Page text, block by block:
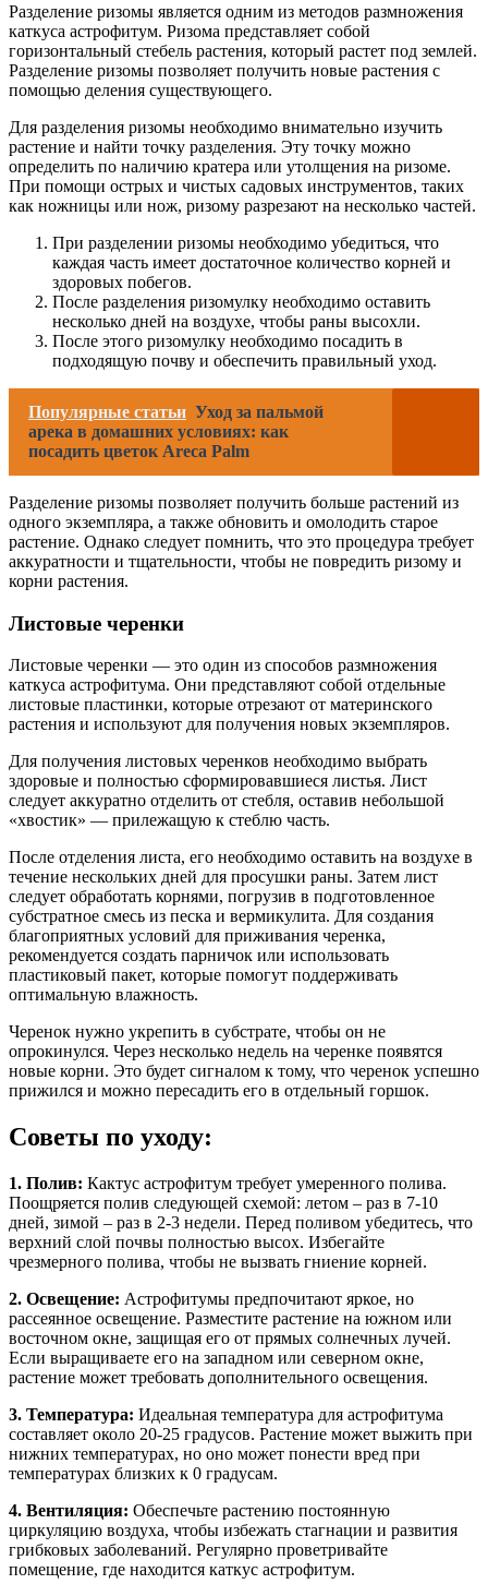
Разделение ризомы является одним из методов размножения
каткуса астрофитум. Ризома представляет собой
горизонтальный стебель растения, который растет под землей.
Разделение ризомы позволяет получить новые растения с
помощью деления существующего.
Для разделения ризомы необходимо внимательно изучить
растение и найти точку разделения. Эту точку можно
определить по наличию кратера или утолщения на ризоме.
При помощи острых и чистых садовых инструментов, таких
как ножницы или нож, ризому разрезают на несколько частей.
При разделении ризомы необходимо убедиться, что
каждая часть имеет достаточное количество корней и
здоровых побегов.
После разделения ризомулку необходимо оставить
несколько дней на воздухе, чтобы раны высохли.
После этого ризомулку необходимо посадить в
подходящую почву и обеспечить правильный уход.
Популярные статьи Уход за пальмой
арека в домашних условиях: как
посадить цветок Areca Palm
Разделение ризомы позволяет получить больше растений из
одного экземпляра, а также обновить и омолодить старое
растение. Однако следует помнить, что это процедура требует
аккуратности и тщательности, чтобы не повредить ризому и
корни растения.
Листовые черенки
Листовые черенки — это один из способов размножения
каткуса астрофитума. Они представляют собой отдельные
листовые пластинки, которые отрезают от материнского
растения и используют для получения новых экземпляров.
Для получения листовых черенков необходимо выбрать
здоровые и полностью сформировавшиеся листья. Лист
следует аккуратно отделить от стебля, оставив небольшой
«хвостик» — прилежащую к стеблю часть.
После отделения листа, его необходимо оставить на воздухе в
течение нескольких дней для просушки раны. Затем лист
следует обработать корнями, погрузив в подготовленное
субстратное смесь из песка и вермикулита. Для создания
благоприятных условий для приживания черенка,
рекомендуется создать парничок или использовать
пластиковый пакет, которые помогут поддерживать
оптимальную влажность.
Черенок нужно укрепить в субстрате, чтобы он не
опрокинулся. Через несколько недель на черенке появятся
новые корни. Это будет сигналом к тому, что черенок успешно
прижился и можно пересадить его в отдельный горшок.
Советы по уходу:
1. Полив: Кактус астрофитум требует умеренного полива.
Поощряется полив следующей схемой: летом – раз в 7-10
дней, зимой – раз в 2-3 недели. Перед поливом убедитесь, что
верхний слой почвы полностью высох. Избегайте
чрезмерного полива, чтобы не вызвать гниение корней.
2. Освещение: Астрофитумы предпочитают яркое, но
рассеянное освещение. Разместите растение на южном или
восточном окне, защищая его от прямых солнечных лучей.
Если выращиваете его на западном или северном окне,
растение может требовать дополнительного освещения.
3. Температура: Идеальная температура для астрофитума
составляет около 20-25 градусов. Растение может выжить при
нижних температурах, но оно может понести вред при
температурах близких к 0 градусам.
4. Вентиляция: Обеспечьте растению постоянную
циркуляцию воздуха, чтобы избежать стагнации и развития
грибковых заболеваний. Регулярно проветривайте
помещение, где находится каткус астрофитум.